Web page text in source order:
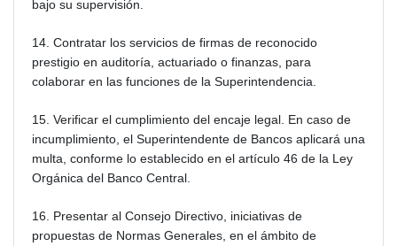
bajo su supervisión.
14. Contratar los servicios de firmas de reconocido
prestigio en auditoría, actuariado o finanzas, para
colaborar en las funciones de la Superintendencia.
15. Verificar el cumplimiento del encaje legal. En caso de
incumplimiento, el Superintendente de Bancos aplicará una
multa, conforme lo establecido en el artículo 46 de la Ley
Orgánica del Banco Central.
16. Presentar al Consejo Directivo, iniciativas de
propuestas de Normas Generales, en el ámbito de